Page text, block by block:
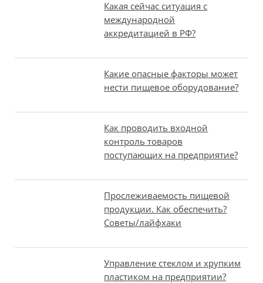
Какая сейчас ситуация с
международной
аккредитацией в РФ?
Какие опасные факторы может
нести пищевое оборудование?
Как проводить входной
контроль товаров
поступающих на предприятие?
Прослеживаемость пищевой
продукции. Как обеспечить?
Советы/лайфхаки
Управление стеклом и хрупким
пластиком на предприятии?